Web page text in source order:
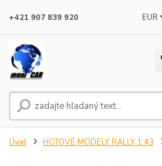
EUR
+421 907 839 920
Úvod HOTOVÉ MODELY RALLY 1:43